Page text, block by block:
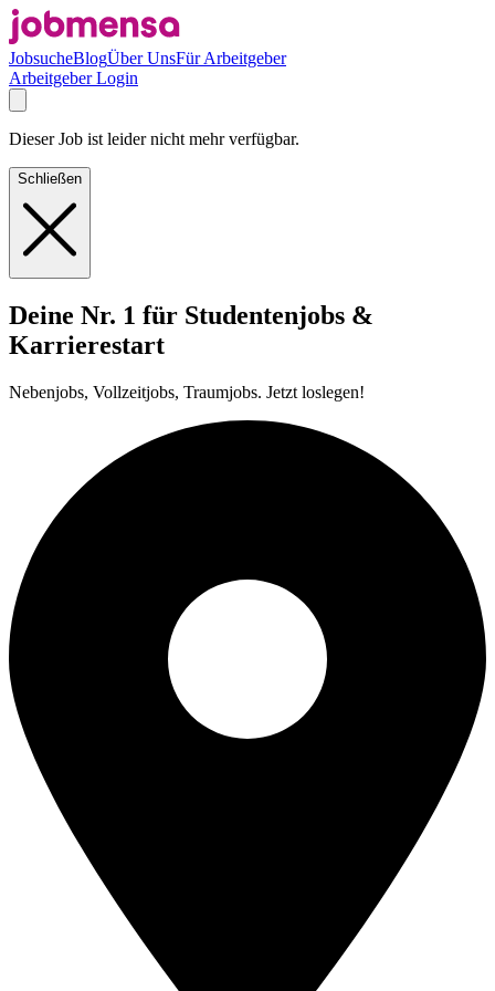
JobsucheBlogÜber UnsFür Arbeitgeber
Arbeitgeber Login
Dieser Job ist leider nicht mehr verfügbar.
Schließen
Deine Nr. 1 für Studentenjobs &
Karrierestart
Nebenjobs, Vollzeitjobs, Traumjobs. Jetzt loslegen!